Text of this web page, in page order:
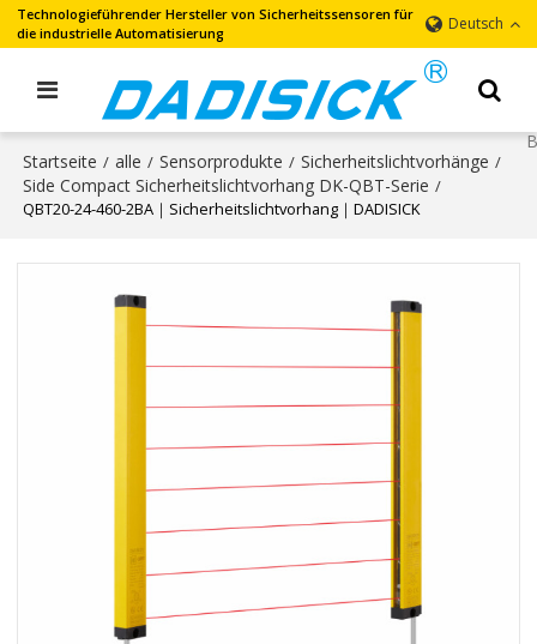
Technologieführender Hersteller von Sicherheitssensoren für
die industrielle Automatisierung
Deutsch
Startseite / alle / Sensorprodukte / Sicherheitslichtvorhänge /
Side Compact Sicherheitslichtvorhang DK-QBT-Serie /
QBT20-24-460-2BA｜Sicherheitslichtvorhang｜DADISICK